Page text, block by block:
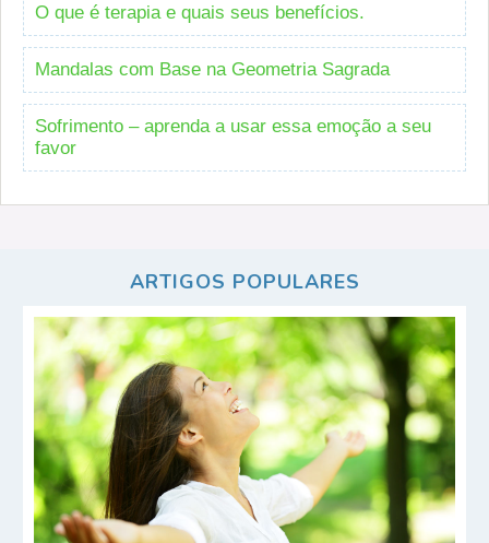
O que é terapia e quais seus benefícios.
Mandalas com Base na Geometria Sagrada
Sofrimento – aprenda a usar essa emoção a seu
favor
ARTIGOS POPULARES